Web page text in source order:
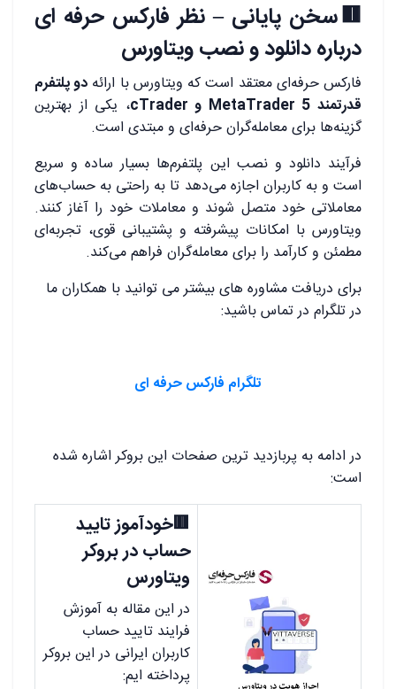
🟥سخن پایانی – نظر فارکس حرفه ای
درباره دانلود و نصب ویتاورس
فارکس حرفه‌ای معتقد است که ویتاورس با ارائه دو پلتفرم
قدرتمند MetaTrader 5 و cTrader
، یکی از بهترین
گزینه‌ها برای معامله‌گران حرفه‌ای و مبتدی است.
فرآیند دانلود و نصب این پلتفرم‌ها بسیار ساده و سریع
است و به کاربران اجازه می‌دهد تا به راحتی به حساب‌های
معاملاتی خود متصل شوند و معاملات خود را آغاز کنند.
ویتاورس با امکانات پیشرفته و پشتیبانی قوی، تجربه‌ای
مطمئن و کارآمد را برای معامله‌گران فراهم می‌کند.
برای دریافت مشاوره های بیشتر می توانید با همکاران ما
در تلگرام در تماس باشید:
تلگرام فارکس حرفه ای
در ادامه به پربازدید ترین صفحات این بروکر اشاره شده
است:
🟥خودآموز تایید
حساب در بروکر
ویتاورس
در این مقاله به آموزش
فرایند تایید حساب
کاربران ایرانی در این بروکر
پرداخته ایم: